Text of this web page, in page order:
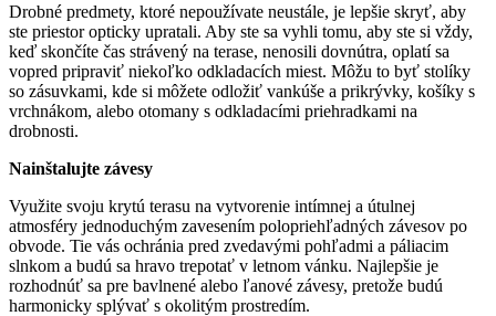
Drobné predmety, ktoré nepoužívate neustále, je lepšie skryť, aby
ste priestor opticky upratali. Aby ste sa vyhli tomu, aby ste si vždy,
keď skončíte čas strávený na terase, nenosili dovnútra, oplatí sa
vopred pripraviť niekoľko odkladacích miest. Môžu to byť stolíky
so zásuvkami, kde si môžete odložiť vankúše a prikrývky, košíky s
vrchnákom, alebo otomany s odkladacími priehradkami na
drobnosti.
Nainštalujte závesy
Využite svoju krytú terasu na vytvorenie intímnej a útulnej
atmosféry jednoduchým zavesením polopriehľadných závesov po
obvode. Tie vás ochránia pred zvedavými pohľadmi a páliacim
slnkom a budú sa hravo trepotať v letnom vánku. Najlepšie je
rozhodnúť sa pre bavlnené alebo ľanové závesy, pretože budú
harmonicky splývať s okolitým prostredím.